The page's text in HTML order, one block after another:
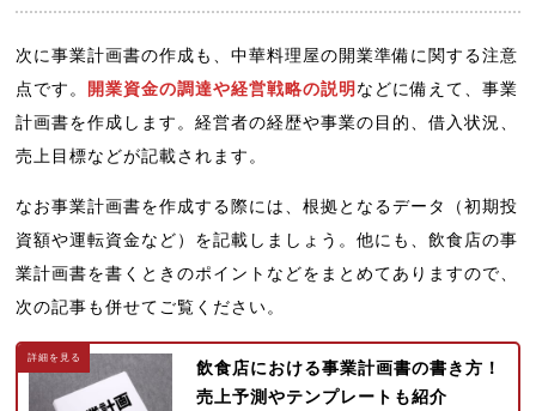
次に事業計画書の作成も、中華料理屋の開業準備に関する注意
点です。 開業資金の調達や経営戦略の説明 などに備えて、事業
計画書を作成します。経営者の経歴や事業の目的、借入状況、
売上目標などが記載されます。
なお事業計画書を作成する際には、根拠となるデータ（初期投
資額や運転資金など）を記載しましょう。他にも、飲食店の事
業計画書を書くときのポイントなどをまとめてありますので、
次の記事も併せてご覧ください。
飲食店における事業計画書の書き方！
売上予測やテンプレートも紹介